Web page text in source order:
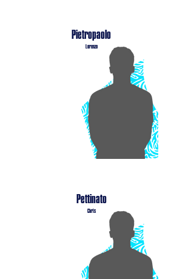
Pietropaolo
Lorenzo
Pettinato
Chris